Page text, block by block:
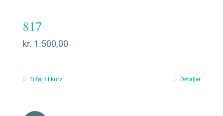
817
kr. 1.500,00
Tilføj til kurv Detaljer